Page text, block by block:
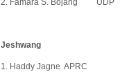
2. Famara S.
Jeshwang
1. Haddy Jagne